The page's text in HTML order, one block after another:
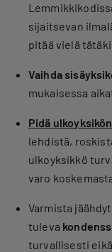
sijaitsevan
pitää vielä
Vaihda
mukaisessa
Pidä
lehdistä,
ulkoyksikkö
varo
Varmista
tuleva
turvallisesti